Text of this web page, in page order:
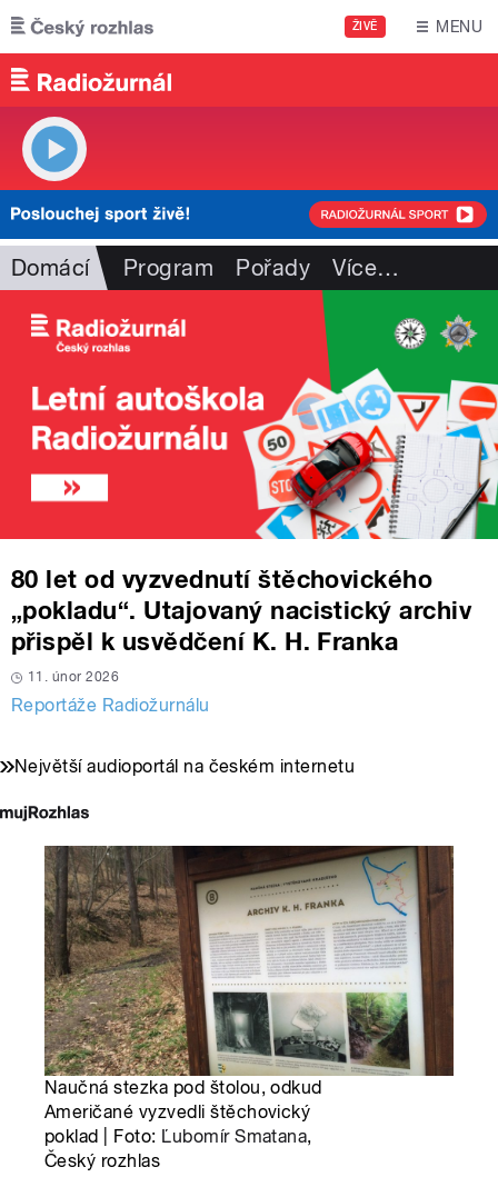
Přejít k hlavnímu obsahu
ŽIVĚ MENU
Domácí Program Pořady Více…
80 let od vyzvednutí štěchovického
„pokladu“. Utajovaný nacistický archiv
přispěl k usvědčení K. H. Franka
11. únor 2026
Reportáže Radiožurnálu
Největší audioportál na českém internetu
Naučná stezka pod štolou, odkud
Američané vyzvedli štěchovický
poklad | Foto: Ľubomír Smatana,
Český rozhlas